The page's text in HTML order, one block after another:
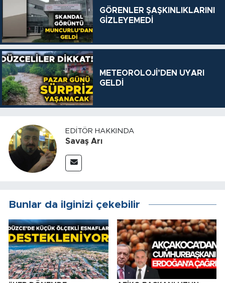
GÖRENLER ŞAŞKINLIKLARINI
GİZLEYEMEDİ
METEOROLOJİ’DEN UYARI
GELDİ
EDITÖR HAKKINDA
Savaş Arı
Bunlar da ilginizi çekebilir